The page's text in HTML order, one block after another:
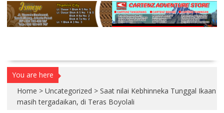
You are here
Home > Uncategorized > Saat nilai Kebhinneka Tunggal Ikaan
masih tergadaikan, di Teras Boyolali